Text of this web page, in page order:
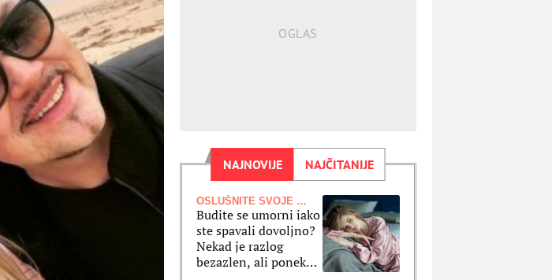
NAJNOVIJE NAJČITANIJE
OSLUŠNITE SVOJE TELO
Budite se umorni iako
ste spavali dovoljno?
Nekad je razlog
bezazlen, ali ponekad